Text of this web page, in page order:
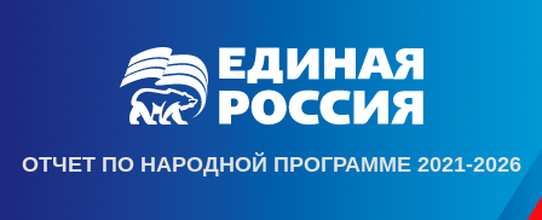
ОТЧЕТ ПО НАРОДНОЙ ПРОГРАММЕ 2021-2026